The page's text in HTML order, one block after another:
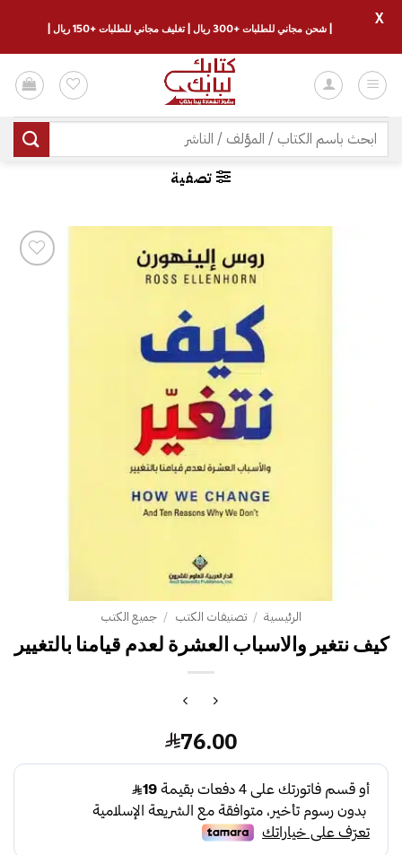
للمحتوى
البحث
عن:
تصفية
الرئيسية / تصنيفات الكتب / جميع الكتب
كيف نتغير والاسباب العشرة لعدم قيامنا بالتغيير‎
76.00
| شحن مجاني للطلبات +300 ريال | تغليف مجاني للطلبات +150 ريال |
X